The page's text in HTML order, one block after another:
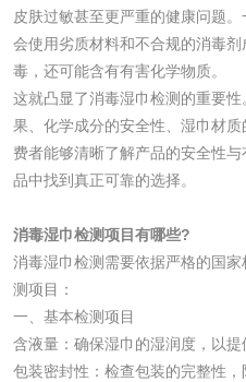
皮肤过敏甚至更严重的健康问题
会使用劣质材料和不合规的消毒
毒，还可能含有有害化学物质。
这就凸显了消毒湿巾检测的重要
果、化学成分的安全性、湿巾材
费者能够清晰了解产品的安全性
品中找到真正可靠的选择。
消毒湿巾检测项目有哪些?
消毒湿巾检测需要依据严格的国
测项目：
一、基本检测项目
含液量：确保湿巾的湿润度，以提
包装密封性：检查包装的完整性
活性炭
活性炭
脱硫脱硝
检测
农药肥料